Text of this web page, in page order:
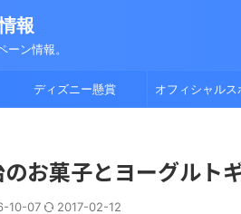
報
ーン情報。
ディズニー懸賞 オフィシャルス
のお菓子とヨーグル
10-07 2017-02-12